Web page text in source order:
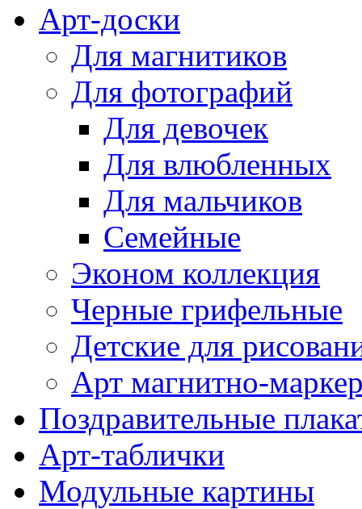
Арт-доски
Для магнитиков
Для фотографий
Для девочек
Для влюбленных
Для мальчиков
Семейные
Эконом коллекция
Черные грифельные
Детские для
Арт магнитно-
Поздравительные
Арт-таблички
Модульные картины